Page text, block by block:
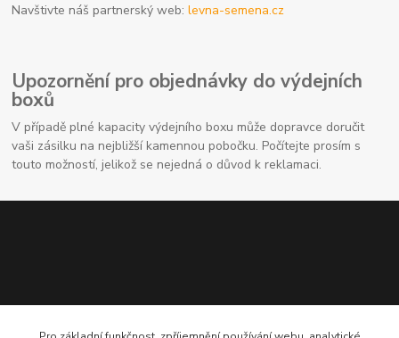
Navštivte náš partnerský web:levna-semena.cz
Upozornění pro objednávky do výdejních
boxů
V případě plné kapacity výdejního boxu může dopravce doručit
vaši zásilku na nejbližší kamennou pobočku. Počítejte prosím s
touto možností, jelikož se nejedná o důvod k reklamaci.